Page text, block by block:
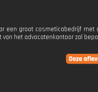
een groot cosmeticabedrijf met
het advocatenkantoor zal